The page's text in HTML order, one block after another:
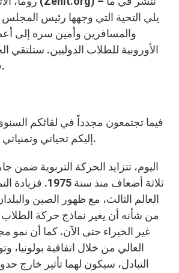
يلي التحية التي وجهها رئيس
والمسافرين وأمين سره إلى
الأوروبية للطلاب الدوليين. ستلتقي
في نامور البلجيكية.
فيما تجتمعون مجدداً في لقائكم
إليكم تحياتي وتمنياتي الطيبة لتشاوراتكم.
اليوم، تتزايد الحركة التربوية ضمن
ثلاثة أضعاف منذ
العالم الثالث، مع ظهور الصين
من شأنه أن يغير نماذج حركة الطلاب
غير الخبراء حتى الآن. كما أن نمو
العالي من خلال اتفاقية
التبادل، سيكون لهما تأثير خارج